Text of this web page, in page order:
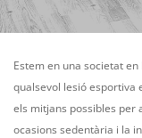
Estem en una societat
qualsevol lesió esportiva
els mitjans possibles per
ocasions sedentària i la